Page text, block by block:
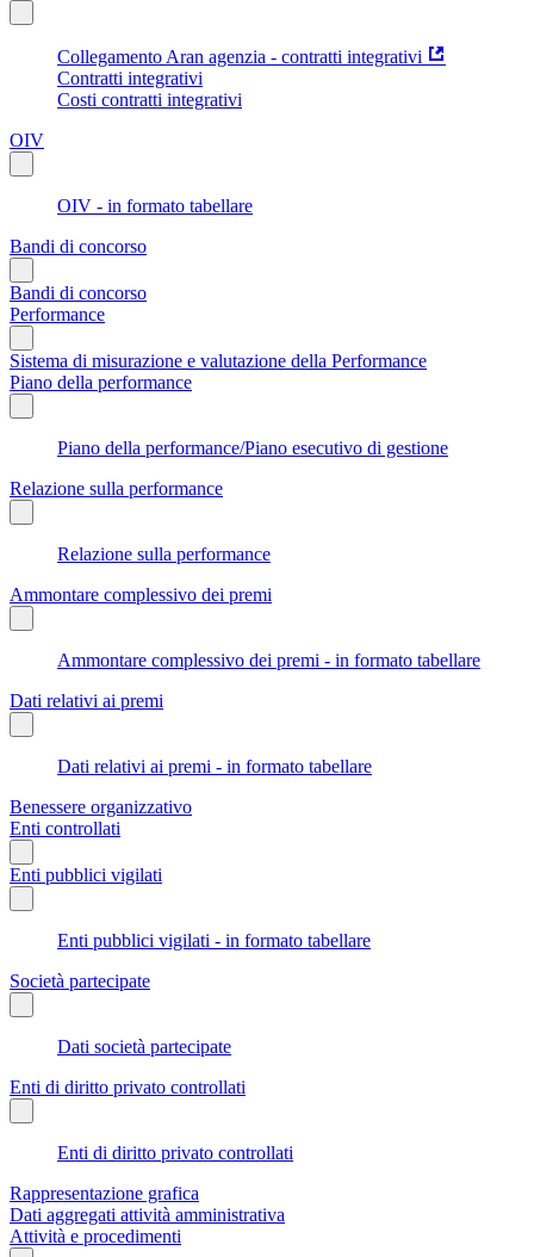
Collegamento Aran agenzia - contratti integrativi
Contratti integrativi
Costi contratti integrativi
OIV
OIV - in formato tabellare
Bandi di concorso
Bandi di concorso
Performance
Sistema di misurazione e valutazione della Performance
Piano della performance
Piano della performance/Piano esecutivo di gestione
Relazione sulla performance
Relazione sulla performance
Ammontare complessivo dei premi
Ammontare complessivo dei premi - in formato tabellare
Dati relativi ai premi
Dati relativi ai premi - in formato tabellare
Benessere organizzativo
Enti controllati
Enti pubblici vigilati
Enti pubblici vigilati - in formato tabellare
Società partecipate
Dati società partecipate
Enti di diritto privato controllati
Enti di diritto privato controllati
Rappresentazione grafica
Dati aggregati attività amministrativa
Attività e procedimenti